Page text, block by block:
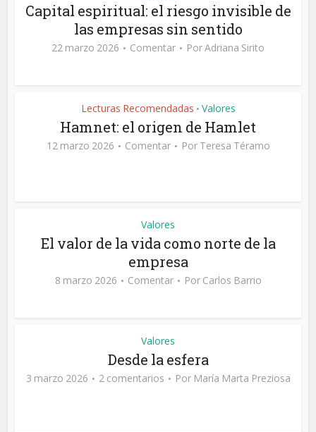
Capital espiritual: el riesgo invisible de
las empresas sin sentido
22 marzo 2026 Comentar PorAdriana Sirito
Lecturas Recomendadas • Valores
Hamnet: el origen de Hamlet
12 marzo 2026 Comentar Por Teresa Téramo
Valores
El valor de la vida como norte de la
empresa
8 marzo 2026 Comentar Por Carlos Barrio
Valores
Desde la esfera
3 marzo 2026 2 comentarios Por María Marta Preziosa